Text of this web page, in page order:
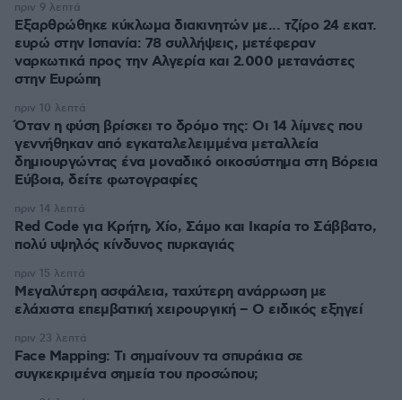
Εξαρθρώθηκε κύκλωμα διακινητών με... τζίρο 24 εκατ.
ευρώ στην Ισπανία: 78 συλλήψεις, μετέφεραν
ναρκωτικά προς την Αλγερία και 2.000 μετανάστες
στην Ευρώπη
πριν 9 λεπτά
Όταν η φύση βρίσκει το δρόμο της: Οι 14 λίμνες που
γεννήθηκαν από εγκαταλελειμμένα μεταλλεία
δημιουργώντας ένα μοναδικό οικοσύστημα στη Βόρεια
Εύβοια, δείτε φωτογραφίες
πριν 10 λεπτά
Red Code για Κρήτη, Χίο, Σάμο και Ικαρία το Σάββατο,
πολύ υψηλός κίνδυνος πυρκαγιάς
πριν 14 λεπτά
Μεγαλύτερη ασφάλεια, ταχύτερη ανάρρωση με
ελάχιστα επεμβατική χειρουργική – Ο ειδικός εξηγεί
πριν 15 λεπτά
Face Mapping: Τι σημαίνουν τα σπυράκια σε
συγκεκριμένα σημεία του προσώπου;
πριν 23 λεπτά